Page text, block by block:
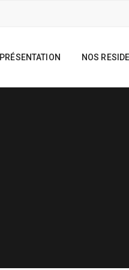
PRÉSENTATION NOS